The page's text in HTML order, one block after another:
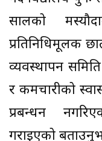
सालको
प्रतिनिधिमूलक
व्यवस्थापन समिति
र कर्मचारीको
प्रबन्धन
गराइएको